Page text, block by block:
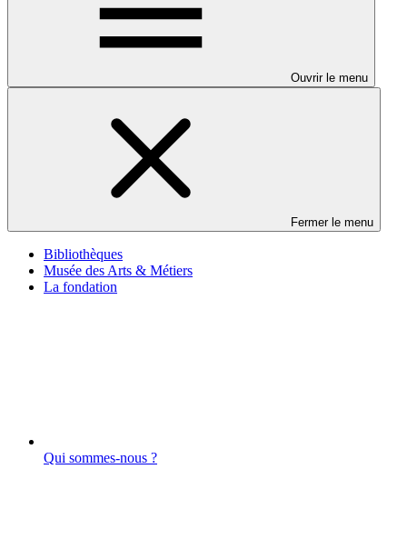
Ouvrir le menu
Fermer le menu
Bibliothèques
Musée des Arts & Métiers
La fondation
Qui sommes-nous ?